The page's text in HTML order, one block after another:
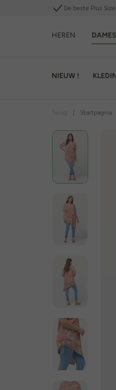
De beste Plus
HEREN DAMES
NIEUW !
Startpagina